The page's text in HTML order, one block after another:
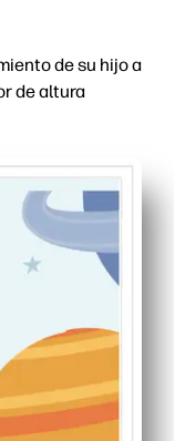
de su hijo a
de altura